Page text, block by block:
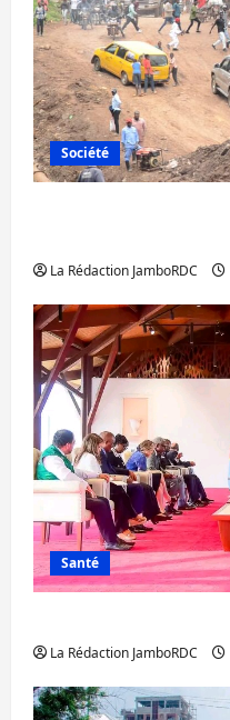
Société
La Rédaction JamboRDC
Santé
La Rédaction JamboRDC